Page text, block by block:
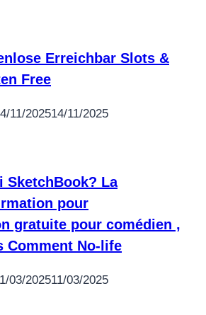
ค้าตามแบรนด์Erreichbar Slots &
Free
11/202514/11/2025
SketchBook? La
pour
gratuite pour comédien ,
Comment No-life
03/202511/03/2025